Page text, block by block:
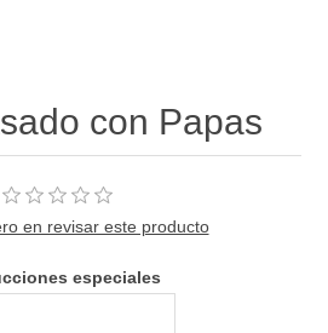
con Papas
en revisar este producto
especiales